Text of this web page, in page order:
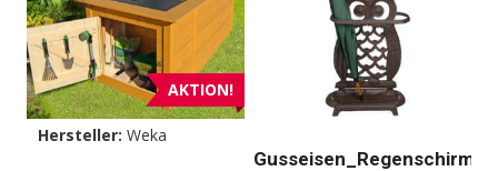
AKTION!
Hersteller: Weka